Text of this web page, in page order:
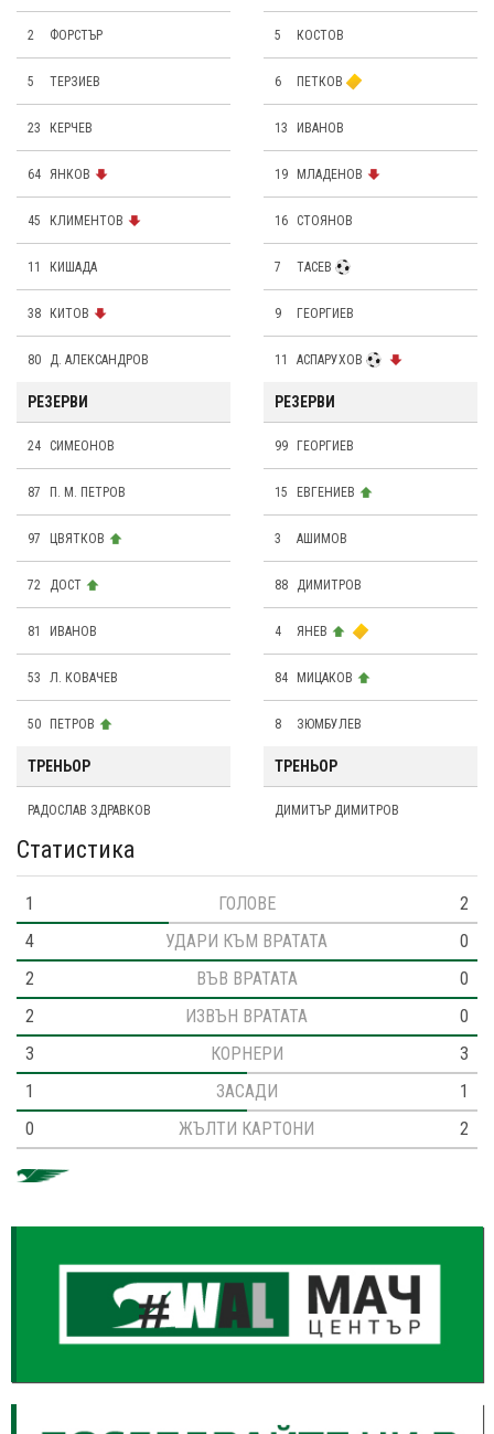
2 ФОРСТЪР
5 ТЕРЗИЕВ
23 КЕРЧЕВ
64 ЯНКОВ
45 КЛИМЕНТОВ
11 КИШАДА
38 КИТОВ
80 Д. АЛЕКСАНДРОВ
РЕЗЕРВИ
24 СИМЕОНОВ
87 П. М. ПЕТРОВ
97 ЦВЯТКОВ
72 ДОСТ
81 ИВАНОВ
53 Л. КОВАЧЕВ
50 ПЕТРОВ
5 КОСТОВ
6 ПЕТКОВ
13 ИВАНОВ
19 МЛАДЕНОВ
16 СТОЯНОВ
7 ТАСЕВ
9 ГЕОРГИЕВ
11 АСПАРУХОВ
РЕЗЕРВИ
99 ГЕОРГИЕВ
15 ЕВГЕНИЕВ
3 АШИМОВ
88 ДИМИТРОВ
4 ЯНЕВ
84 МИЦАКОВ
8 ЗЮМБУЛЕВ
ТРЕНЬОР
РАДОСЛАВ ЗДРАВКОВ
ТРЕНЬОР
ДИМИТЪР ДИМИТРОВ
Статистика
1 ГОЛОВЕ
2
4
УДАРИ КЪМ ВРАТАТА
0
2
ВЪВ ВРАТАТА
0
2
ИЗВЪН ВРАТАТА
0
3
КОРНЕРИ
3
1
ЗАСАДИ
1
0
ЖЪЛТИ КАРТОНИ 2